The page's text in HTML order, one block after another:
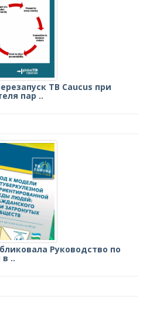
TB Caucus при
пар ..
Руководство по
..